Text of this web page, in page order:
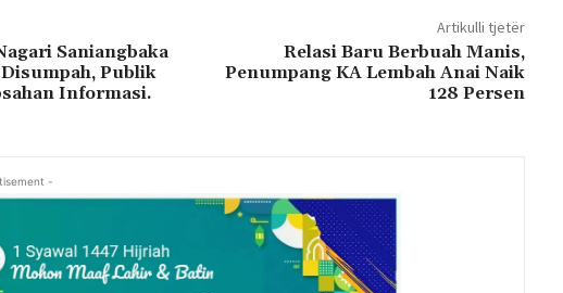
Saniangbaka
Publik
Informasi.
Artikulli tjetër
Relasi Baru Berbuah Manis,
Penumpang KA Lembah Anai Naik
128 Persen
-